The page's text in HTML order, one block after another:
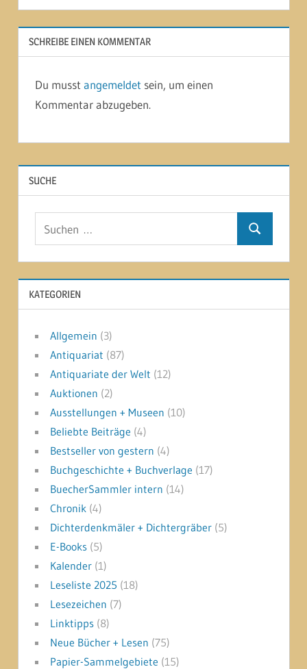
SCHREIBE EINEN KOMMENTAR
Du musst angemeldet sein, um einen
Kommentar abzugeben.
SUCHE
Suchen
KATEGORIEN
Allgemein (3)
Antiquariat (87)
Antiquariate der Welt (12)
Auktionen (2)
Ausstellungen + Museen (10)
Beliebte Beiträge (4)
Bestseller von gestern (4)
Buchgeschichte + Buchverlage (17)
BuecherSammler intern (14)
Chronik(4)
Dichterdenkmäler + Dichtergräber(5)
E-Books(5)
Kalender(1)
Leseliste 2025 (18)
Lesezeichen (7)
Linktipps(8)
Neue Bücher + Lesen (75)
Papier-Sammelgebiete (15)